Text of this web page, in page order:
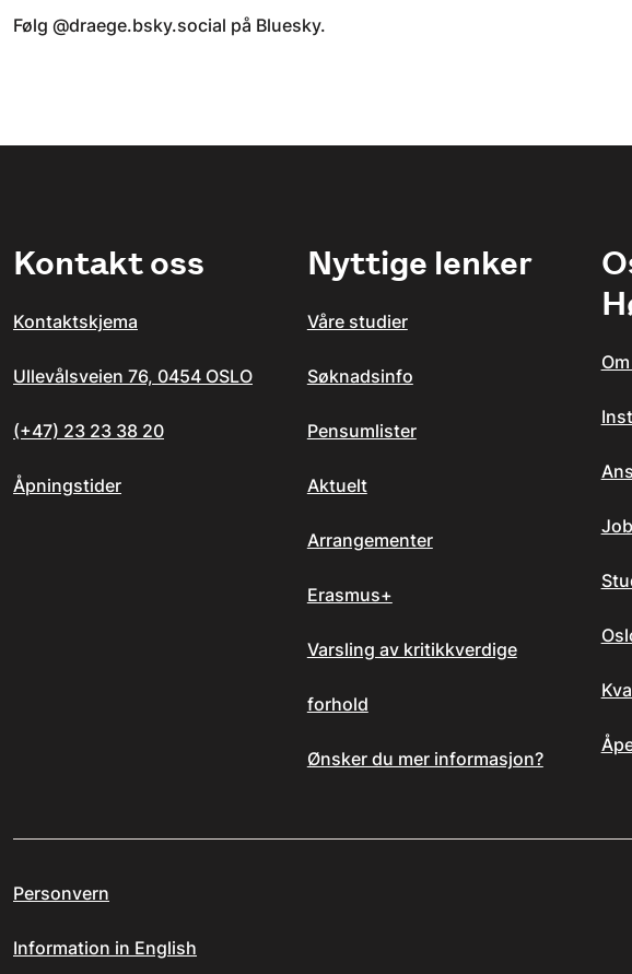
Følg @draege.bsky.social på Bluesky.
Kontakt oss
Kontaktskjema
Ullevålsveien 76, 0454 OSLO
(+47) 23 23 38 20
Åpningstider
Nyttige lenker
Våre studier
Søknadsinfo
Pensumlister
Aktuelt
Arrangementer
Erasmus+
Varsling av kritikkverdige
forhold
Ønsker du mer informasjon?
Personvern
Information in English